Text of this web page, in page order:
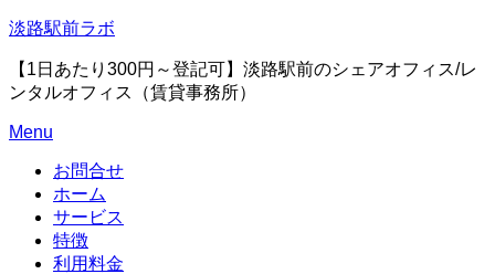
Skip
content
淡路駅前ラボ
【1日あたり300円～登記可】淡路駅前のシェアオフィス/レ
ンタルオフィス（賃貸事務所）
Menu
お問合せ
ホーム
サービス
特徴
利用料金